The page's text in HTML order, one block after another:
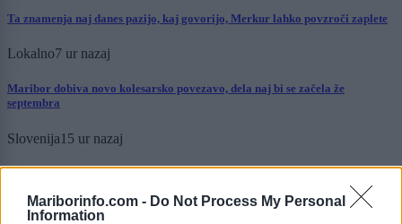
Mariborinfo.com - Do Not Process My Personal
Information
Ta znamenja naj danes pazijo, kaj govorijo, Merkur lahko povzroči zaplete
Lokalno7 ur nazaj
Maribor dobiva novo kolesarsko povezavo, dela naj bi se začela že
septembra
Slovenija15 ur nazaj
Le še avgusta lahko mnogi Slovenci izkoristijo višjo pomoč države
Lokalno18 ur nazaj